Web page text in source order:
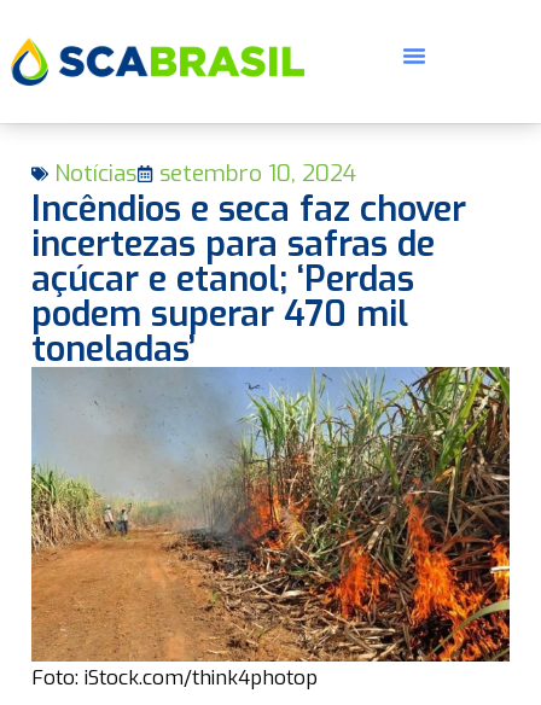
Notícias setembro 10, 2024
Incêndios e seca faz chover
incertezas para safras de
açúcar e etanol; ‘Perdas
podem superar 470 mil
toneladas’
Foto: iStock.com/think4photop